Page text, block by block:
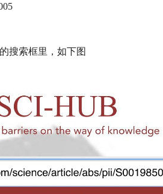
搜索框里，如下图